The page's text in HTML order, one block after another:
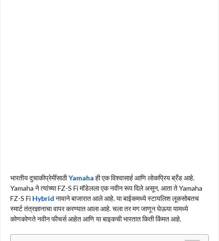
भारतीय दुचाकीप्रेमींसाठीYamaha ही एक विश्वासार्ह आणि लोकप्रिय ब्रँड आहे.
Yamaha ने त्यांच्या FZ-S Fi मॉडेलला एक नवीन रूप दिले असून, आता ते Yamaha
FZ-S Fi Hybrid नावाने बाजारात आले आहे. या बाईकमध्ये स्टायलिश लूकसोबतच
स्मार्ट तंत्रज्ञानाचा वापर करण्यात आला आहे. चला तर मग जाणून घेऊया यामध्ये
कोणकोणते नवीन फीचर्स आहेत आणि या बाइकची भारतात किती किंमत आहे.